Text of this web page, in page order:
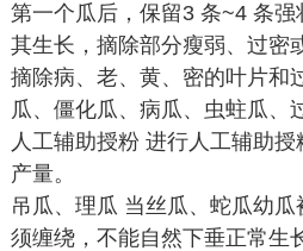
第一个瓜后，保留3 条~4 条
其生长，摘除部分瘦弱、过密
摘除病、老、黄、密的叶片和
瓜、僵化瓜、病瓜、虫蛀瓜、
人工辅助授粉 进行人工辅助
产量。
吊瓜、理瓜 当丝瓜、蛇瓜幼
须缠绕，不能自然下垂正常生